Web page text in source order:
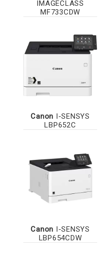
IMAGECLASS
MF733CDW
Canon I-SENSYS
LBP652C
Canon I-SENSYS
LBP654CDW